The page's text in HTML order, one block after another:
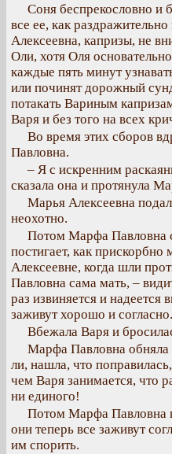
Соня беспрекословно и
все ее, как
Алексеевна, капризы, не
Оли, хотя Оля
каждые пять минут
или починят дорожный
потакать Вариным
Варя и без того на всех
Во время этих сборов
Павловна.
– Я с искренним
сказала она и протянула
Марья Алексеевна
неохотно.
Потом Марфа Павловна
постигает, как
Алексеевне, когда шли
Павловна сама мать, –
раз извиняется и надеется
заживут хорошо и согласно.
Вбежала Варя и
Марфа Павловна
ли, нашла, что
чем Варя занимается, что
ни единого!
Потом Марфа Павловна
они теперь все заживут
им спорить.